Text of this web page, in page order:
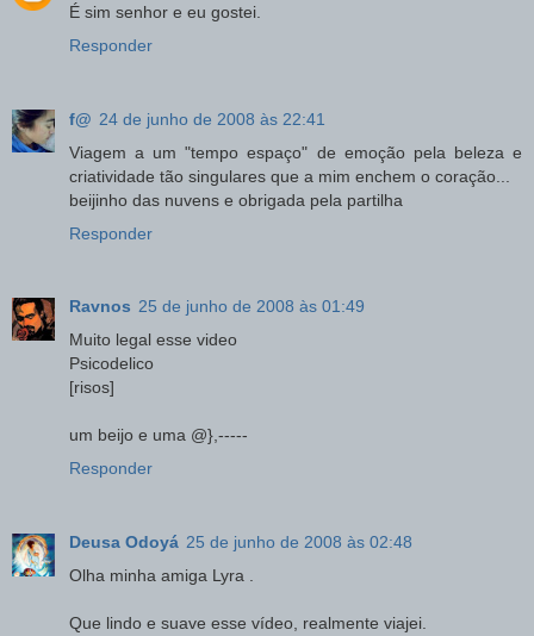
É sim senhor e eu gostei.
Responder
f@ 24 de junho de 2008 às 22:41
Viagem a um "tempo espaço" de emoção pela beleza e
criatividade tão singulares que a mim enchem o coração...
beijinho das nuvens e obrigada pela partilha
Responder
Ravnos 25 de junho de 2008 às 01:49
Muito legal esse video
Psicodelico
[risos]
um beijo e uma @},-----
Responder
Deusa Odoyá 25 de junho de 2008 às 02:48
Olha minha amiga Lyra .
Que lindo e suave esse vídeo, realmente viajei.